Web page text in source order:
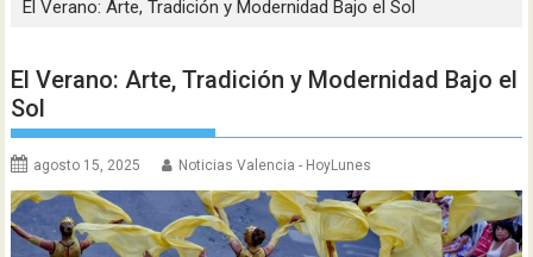
El Verano: Arte, Tradición y Modernidad Bajo el Sol
El Verano: Arte, Tradición y Modernidad Bajo el
Sol
agosto 15, 2025 Noticias Valencia - HoyLunes